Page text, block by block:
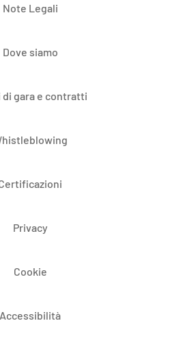
Note Legali
Dove siamo
di gara e contratti
Privacy
Cookie
Accessibilità